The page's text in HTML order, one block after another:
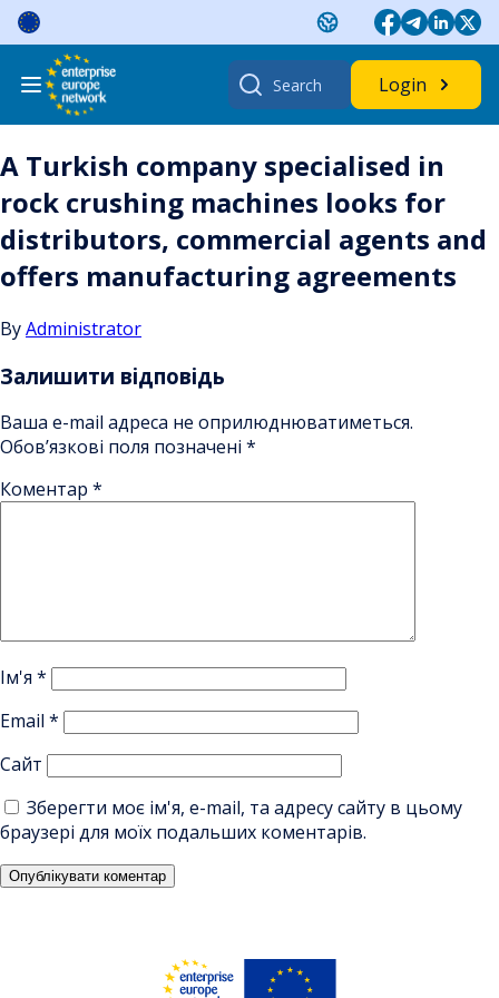
Skip
content
Search
for:
Login
A Turkish company specialised in
rock crushing machines looks for
distributors, commercial agents and
offers manufacturing agreements
ByAdministrator
Залишити відповідь
Ваша e-mail адреса не оприлюднюватиметься.
Обов’язкові поля позначені *
Коментар *
Ім'я *
Email *
Сайт
Зберегти моє ім'я, e-mail, та адресу сайту в цьому
браузері для моїх подальших коментарів.